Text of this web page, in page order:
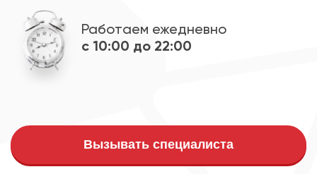
Работаем ежедневно
с 10:00 до 22:00
Вызывать специалиста